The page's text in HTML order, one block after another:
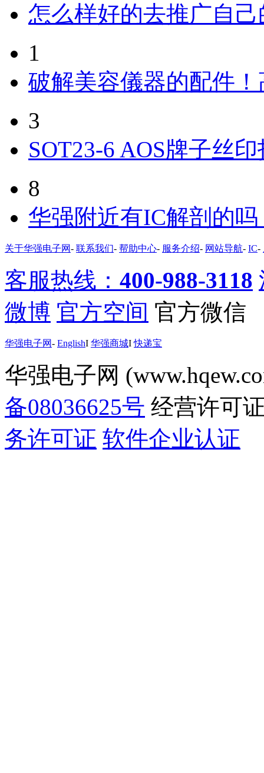
怎么样好的去推广自
1
破解美容儀器的配件
3
SOT23-6 AOS牌子丝
8
华强附近有IC解剖的
关于华强电子网- 联系我们- 帮助中心- 服务介绍- 网站导航- IC-
客服热线： 400-988-3118
微博 官方空间 官方微信
华强电子网- EnglishI 华强商城I快递宝
华强电子网
备08036625号 经营许可
务许可证 软件企业认证